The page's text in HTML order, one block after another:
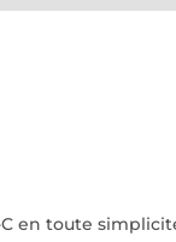
en toute